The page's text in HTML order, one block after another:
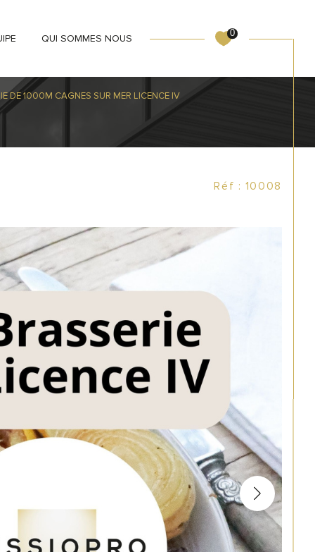
QUI SOMMES NOUS 0
DE 1000M CAGNES SUR MER LICENCE IV
Réf : 10008